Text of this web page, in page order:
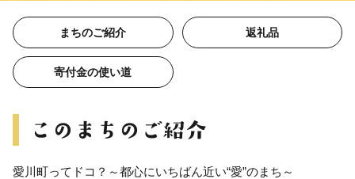
まちのご紹介 返礼品
寄付金の使い道
愛川町ってドコ？～都心にいちばん近い“愛”のまち～